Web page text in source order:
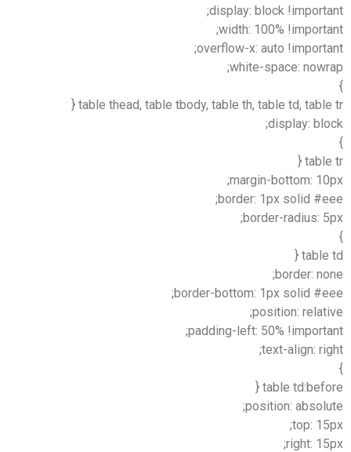
display: block !important;
width: 100% !important;
overflow-x: auto !important;
white-space: nowrap;
}
table thead, table tbody, table th, table td, table tr {
display: block;
}
table tr {
margin-bottom: 10px;
border: 1px solid #eee;
border-radius: 5px;
}
table td {
border: none;
border-bottom: 1px solid #eee;
position: relative;
padding-left: 50% !important;
text-align: right;
}
table td:before {
position: absolute;
top: 15px;
right: 15px;